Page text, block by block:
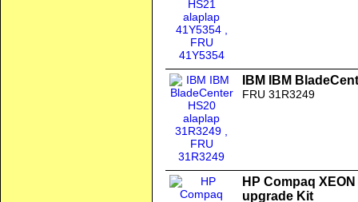
IBM IBM
FRU 31R3249
HP Compaq
upgrade Kit